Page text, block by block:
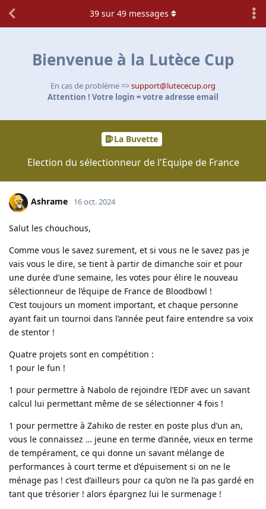
Bienvenue à la Lutèce Cup
En cas de problème =>support@lutececup.org
Attention ! Votre login = votre adresse email
La Buvette
Election du sélectionneur de l'Equipe de France
39 sur 49 messages
Ashrame 16 oct. 2024
Salut les chouchous,
Comme vous le savez surement, et si vous ne le savez pas je
vais vous le dire, se tient à partir de dimanche soir et pour
une durée d’une semaine, les votes pour élire le nouveau
sélectionneur de l’équipe de France de Bloodbowl !
C’est toujours un moment important, et chaque personne
ayant fait un tournoi dans l’année peut faire entendre sa voix
de stentor !
Quatre projets sont en compétition :
1 pour le fun !
1 pour permettre à Nabolo de rejoindre l’EDF avec un savant
calcul lui permettant même de se sélectionner 4 fois !
1 pour permettre à Zahiko de rester en poste plus d’un an,
vous le connaissez … jeune en terme d’année, vieux en terme
de tempérament, ce qui donne un savant mélange de
performances à court terme et d’épuisement si on ne le
ménage pas ! c’est d’ailleurs pour ca qu’on ne l’a pas gardé en
tant que trésorier ! alors épargnez lui le surmenage !